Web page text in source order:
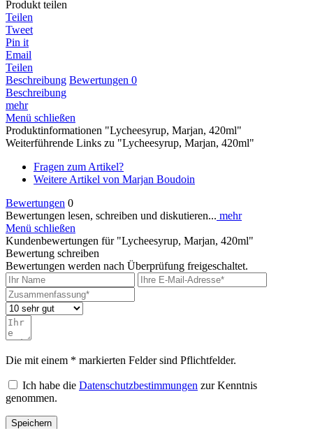
Produkt teilen
Teilen
Tweet
Pin it
Email
Teilen
Beschreibung Bewertungen 0
Beschreibung
mehr
Menü schließen
Produktinformationen "Lycheesyrup, Marjan, 420ml"
Weiterführende Links zu "Lycheesyrup, Marjan, 420ml"
Fragen zum Artikel?
Weitere Artikel von Marjan Boudoin
Bewertungen 0
Bewertungen lesen, schreiben und diskutieren... mehr
Menü schließen
Kundenbewertungen für "Lycheesyrup, Marjan, 420ml"
Bewertung schreiben
Bewertungen werden nach Überprüfung freigeschaltet.
Die mit einem * markierten Felder sind Pflichtfelder.
Ich habe die Datenschutzbestimmungen zur Kenntnis
genommen.
Speichern